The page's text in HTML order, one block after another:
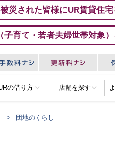
災された皆様にUR賃貸住宅
育て・若者夫婦世帯対象）
の借り方 店舗を探す
団地のくらし